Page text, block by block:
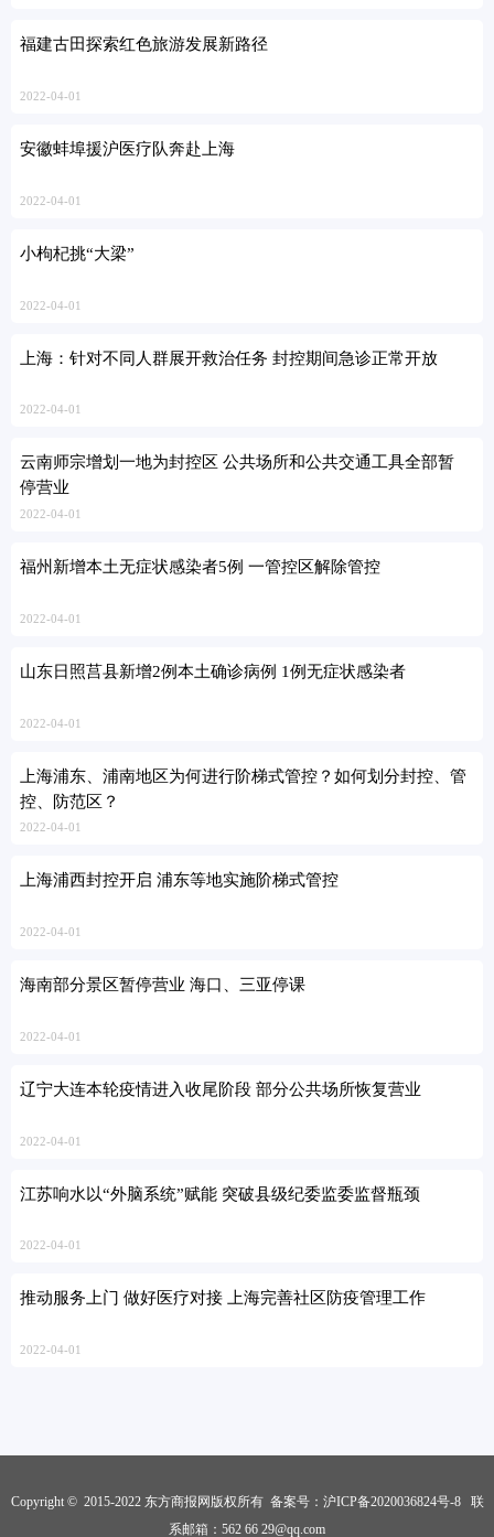
福建古田探索红色旅游发展新路径
2022-04-01
安徽蚌埠援沪医疗队奔赴上海
2022-04-01
小枸杞挑“大梁”
2022-04-01
上海：针对不同人群展开救治任务 封控期间急诊正常开放
2022-04-01
云南师宗增划一地为封控区 公共场所和公共交通工具全部暂
停营业
2022-04-01
福州新增本土无症状感染者5例 一管控区解除管控
2022-04-01
山东日照莒县新增2例本土确诊病例 1例无症状感染者
2022-04-01
上海浦东、浦南地区为何进行阶梯式管控？如何划分封控、管
控、防范区？
2022-04-01
上海浦西封控开启 浦东等地实施阶梯式管控
2022-04-01
海南部分景区暂停营业 海口、三亚停课
2022-04-01
辽宁大连本轮疫情进入收尾阶段 部分公共场所恢复营业
2022-04-01
江苏响水以“外脑系统”赋能 突破县级纪委监委监督瓶颈
2022-04-01
推动服务上门 做好医疗对接 上海完善社区防疫管理工作
2022-04-01
Copyright © 2015-2022 东方商报网版权所有 备案号： 沪ICP备2020036824号-8联
系邮箱：562 66 29@qq.com